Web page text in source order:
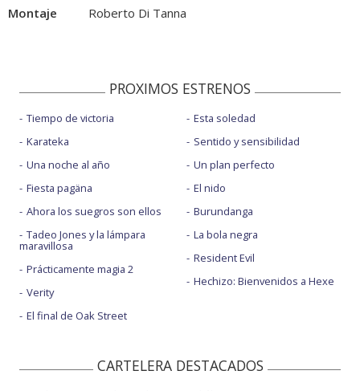
Montaje
Roberto Di Tanna
PROXIMOS ESTRENOS
Tiempo de victoria
Karateka
Una noche al año
Fiesta pagäna
Ahora los suegros son ellos
Tadeo Jones y la lámpara
maravillosa
Prácticamente magia 2
Verity
El final de Oak Street
Esta soledad
Sentido y sensibilidad
Un plan perfecto
El nido
Burundanga
La bola negra
Resident Evil
Hechizo: Bienvenidos a Hexe
CARTELERA DESTACADOS